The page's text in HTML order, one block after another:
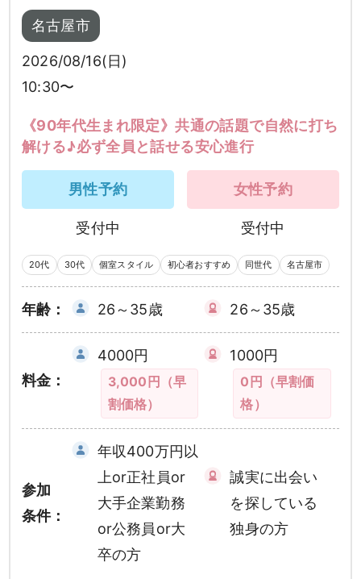
名古屋市
2026/08/16(日)
10:30〜
《90年代生まれ限定》共通の話題で自然に打ち
解ける♪必ず全員と話せる安心進行
男性予約
受付中
女性予約
受付中
20代 30代 個室スタイル 初心者おすすめ 同世代 名古屋市
年齢： 26～35歳 26～35歳
料金：
4000円
3,000円（早
割価格）
1000円
0円（早割価
格）
参加
条件：
年収400万円以
上or正社員or
大手企業勤務
or公務員or大
卒の方
誠実に出会い
を探している
独身の方